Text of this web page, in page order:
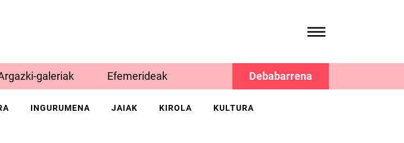
galeriak Efemerideak Debabarrena
INGURUMENA JAIAK KIROLA KULTURA